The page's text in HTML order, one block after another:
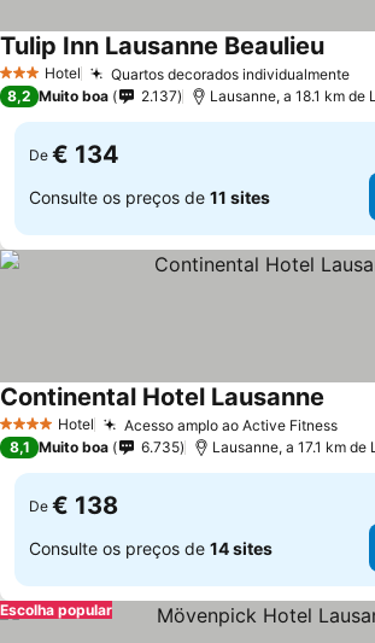
3 EstrelasHotel Quartos decorados individualmente
Tulip Inn Lausanne Beaulieu
8,2 Muito boa 2.137 Lausanne, a 18.1 km de
De € 134
Consulte os preços de 11 sites
4 EstrelasHotel Acesso amplo ao Active Fitness
Continental Hotel Lausanne
8,1 Muito boa 6.735 Lausanne, a 17.1 km de
De € 138
Consulte os preços de 14 sites
Escolha popular